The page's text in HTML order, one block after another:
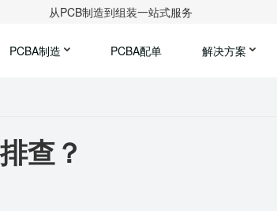
从PCB制造到组装一站式服务
PCBA制造 PCBA配单 解决方案
查？